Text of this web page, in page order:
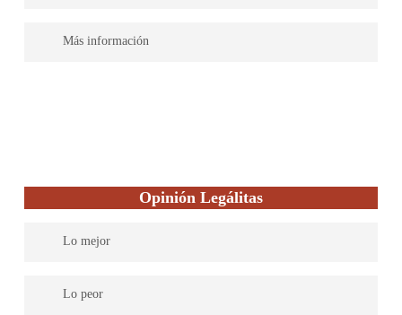
Más información
Opinión Legálitas
Lo mejor
Derecho para dar una asistencia legal completa. Su servicio es
Lo peor